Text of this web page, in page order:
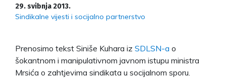
29. svibnja 2013.
Sindikalne vijesti i socijalno partnerstvo
Prenosimo tekst Siniše Kuhara iz SDLSN-a o
šokantnom i manipulativnom javnom istupu ministra
Mrsića o zahtjevima sindikata u socijalnom sporu.